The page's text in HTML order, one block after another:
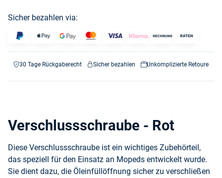
Sicher bezahlen via:
30 Tage Rückgaberecht Sicher bezahlen Unkomplizierte Retoure
Verschlussschraube - Rot
Diese Verschlussschraube ist ein wichtiges Zubehörteil,
das speziell für den Einsatz an Mopeds entwickelt wurde.
Sie dient dazu, die Öleinfüllöffnung sicher zu verschließen